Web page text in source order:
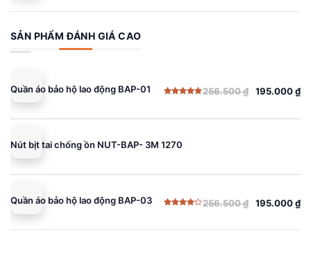
hạng
là:
256.500 ₫.
tại
là:
195.000 ₫.
SẢN PHẨM ĐÁNH GIÁ CAO
Quần áo bảo hộ lao động BAP-01
5 sao
256.500₫
Giá
là:
195.000₫
Giá
tại
195.000 ₫.
Nút bịt tai chống ồn NUT-BAP- 3M 1270
Quần áo bảo hộ lao động BAP-03
hạng
256.500₫
Giá
gốc
là:
195.000₫
Giá
hiện
tại